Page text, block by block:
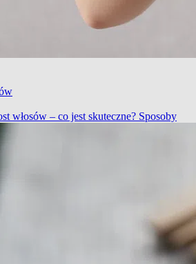
włosów – co jest skuteczne? Sposoby